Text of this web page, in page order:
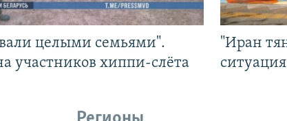
целыми семьями".
участников хиппи-слёта
"Иран